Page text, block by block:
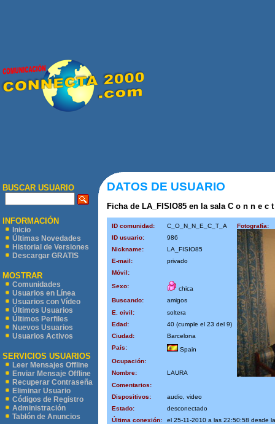
BUSCAR USUARIO
INFORMACIÓN
Inicio
Últimas Novedades
Historial de Versiones
Descargar GRATIS
MOSTRAR
Comunidades
Usuarios en Línea
Usuarios con Vídeo
Últimos Usuarios
Últimos Perfiles
Nuevos Usuarios
Usuarios Activos
SERVICIOS USUARIOS
Leer Mensajes Offline
Enviar Mensaje Offline
Recuperar Contraseña
Eliminar Usuario
Códigos de Registro
Administración
Tablón de Anuncios
DATOS DE USUARIO
Ficha de LA_FISIO85 en la sala C o n n e c
ID comunidad: C_O_N_N_E_C_T_A
Fotografía:
ID usuario:
986
Nickname:
LA_FISIO85
E-mail:
privado
Móvil:
Sexo:
chica
Buscando:
amigos
E. civil:
soltera
Edad:
40 (cumple el 23 del 9)
Ciudad:
Barcelona
País:
Spain
Ocupación:
Nombre:
LAURA
Comentarios:
Dispositivos:
audio, video
Estado:
desconectado
Última conexión:
el 25-11-2010 a las 22:50:58 desde